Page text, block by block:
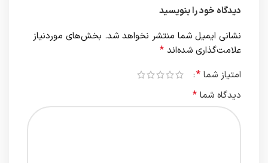
دیدگاه خود را بنویسید
نشانی ایمیل شما منتشر نخواهد شد. بخش‌های موردنیاز
علامت‌گذاری شده‌اند *
امتیاز شما *
دیدگاه شما *